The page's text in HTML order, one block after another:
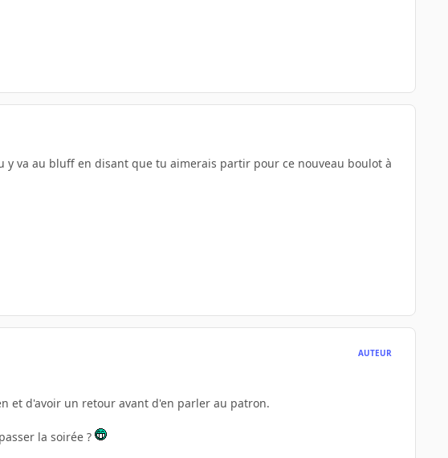
va au bluff en disant que tu aimerais partir pour ce nouveau boulot à
AUTEUR
et d'avoir un retour avant d'en parler au patron.
la soirée ?